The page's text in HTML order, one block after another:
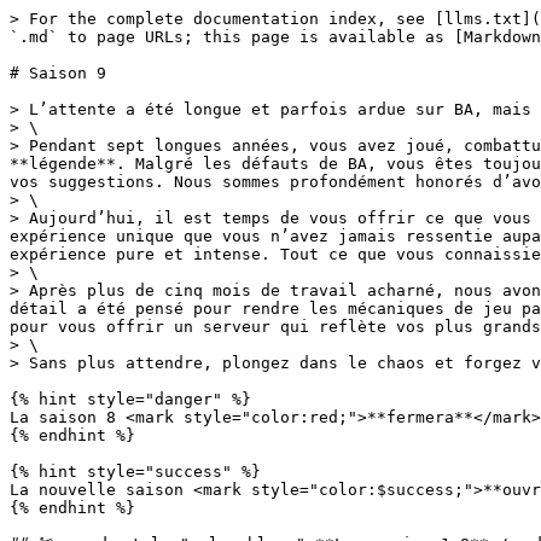
> For the complete documentation index, see [llms.txt](https://wiki.battle-adventure.eu/llms.txt). Markdown versions of documentation pages are available by appending `.md` to page URLs; this page is available as [Markdown](https://wiki.battle-adventure.eu/archive/saison-9.md).

# Saison 9

> L’attente a été longue et parfois ardue sur BA, mais elle a toujours été synonyme de **progrès**, de **nouveautés**. ⚔️\
> \
> Pendant sept longues années, vous avez joué, combattu, pillé. Vous vous êtes énervés, vous avez ri, vous avez vécu des rencontres mémorables… vous avez créé la **légende**. Malgré les défauts de BA, vous êtes toujours là, à investir des heures dans ce magnifique monde que vous avez contribué à façonner grâce à vos idées et vos suggestions. Nous sommes profondément honorés d’avoir une communauté aussi passionnée et dévouée. ❤️\
> \
> Aujourd’hui, il est temps de vous offrir ce que vous méritez : une s**aison 9 à la hauteur de vos attentes**, avec des mécaniques de jeu précises et fluides, et une expérience unique que vous n’avez jamais ressentie auparavant. Cette saison marque **un tournant historique pour BA**. Le serveur évolue radicalement pour une expérience pure et intense. Tout ce que vous connaissiez change… et tout devient plus épique et plus propre. ⚔️\
> \
> Après plus de cinq mois de travail acharné, nous avons façonné le futur ADN de BA. Jamais autant d’énergie n’avait été concentrée dans une mise à jour. Chaque détail a été pensé pour rendre les mécaniques de jeu parfaitement en accord avec vos demandes et suggestions passées. L’ensemble de vos idées a été pris en compte pour vous offrir un serveur qui reflète vos plus grands désirs et qui élève BA à un niveau légendaire. 🧬\
> \
> Sans plus attendre, plongez dans le chaos et forgez votre légende ! 🔥

{% hint style="danger" %}
La saison 8 <mark style="color:red;">**fermera**</mark> dimanche 12 octobre à 18h.
{% endhint %}

{% hint style="success" %}
La nouvelle saison <mark style="color:$success;">**ouvrira**</mark> samedi 18 Octobre à 14h30.
{% endhint %}

## 🏹 <mark style="color:blue;">**La version 1.8**</mark> <a href="#la-version-1.8" id="la-version-1.8"></a>

> Le serveur a été entièrement migré vers une version **1.8 modernisée et stable**, conçue pour accueillir toutes nos mécaniques de jeu. Ce changement drastique nous permet de créer des combats et des pillages plus précis, fluides et stratégiques, et de poser les fondations d’une meilleur expérience en jeu. Ce choix est aussi pensé pour vous : plus de 80% d’entre vous jouent en 1.8.9. En proposant une version moderne et proche de la vôtre, nous réduisons naturellement le nombre de bugs et garantissons une expérience plus agréable.💥

{% hint style="success" %}
L'ensemble des systèmes de BA : mini-jeux, mécaniques et fonctionnalités que vous connaissez et appréciez ont été conservés et entièrement **réécrits pour la 1.8**. Vous retrouverez votre BA tel que vous l’aviez laissé, mais avec des **mécaniques de jeu fortement améliorées** pour une expérience encore plus intense. ⚡

***

Par la même occasion, le serveur utilise désormais une version de **Java moderne**, offrant plus de stabilité, une meilleure